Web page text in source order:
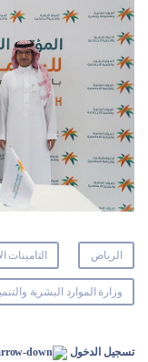
الرياض التامينات
وزارة الموارد البشرية
تسجيل الدخول